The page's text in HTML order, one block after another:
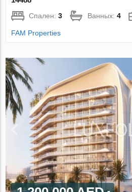
Спален:3 Ванных:4
FAM Properties